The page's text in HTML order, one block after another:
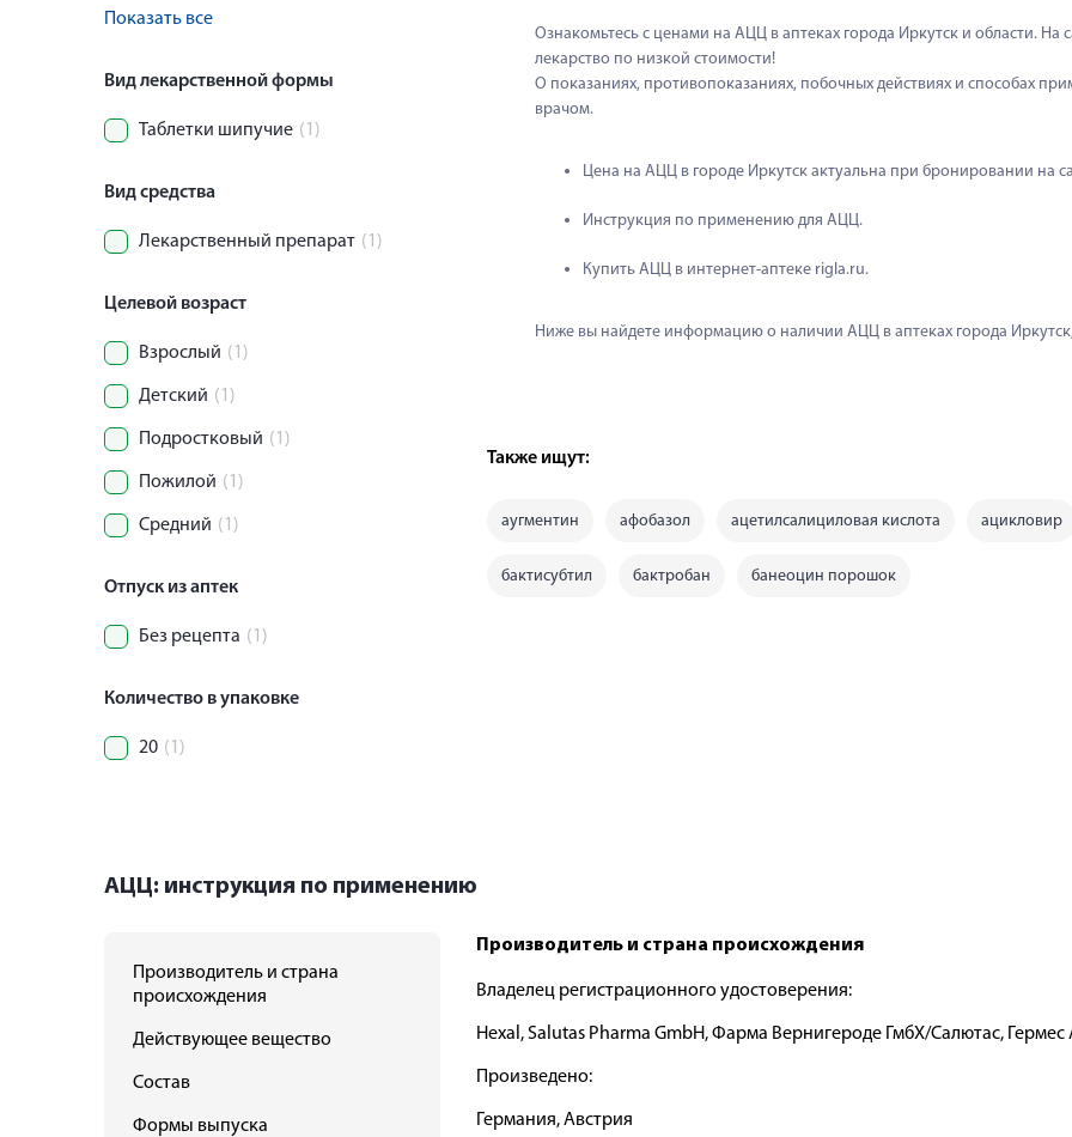
Показать все
Вид лекарственной формы
Таблетки шипучие (1)
Вид средства
Лекарственный препарат (1)
Целевой возраст
Взрослый (1)
Детский (1)
Подростковый (1)
Пожилой (1)
Средний (1)
Отпуск из аптек
Без рецепта (1)
Количество в упаковке
20 (1)
Ознакомьтесь с ценами на АЦЦ в аптеках города Иркутск и области. На
лекарство по низкой стоимости!
О показаниях, противопоказаниях, побочных действиях и способах
врачом.
Цена на АЦЦ в городе Иркутск актуальна при бронировании на
Инструкция по применению для АЦЦ.
Купить АЦЦ в интернет-аптеке rigla.ru.
Ниже вы найдете информацию о наличии АЦЦ в аптеках города
Также ищут:
аугментин афобазол ацетилсалициловая кислота ацикловир
бактисубтил бактробан банеоцин порошок
АЦЦ: инструкция по применению
Производитель и страна
происхождения
Действующее вещество
Состав
Формы выпуска
Производитель и страна происхождения
Владелец регистрационного удостоверения:
Hexal, Salutas Pharma GmbH, Фарма Вернигероде ГмбХ/Салютас,
Произведено:
Германия, Австрия